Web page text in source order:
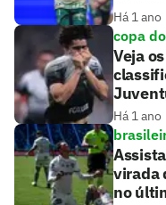
Há 1 ano
copa
Veja
Há 1 ano
virada
no